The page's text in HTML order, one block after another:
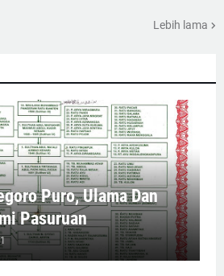
Lebih lama
Puro, Ulama Dan
Pasuruan